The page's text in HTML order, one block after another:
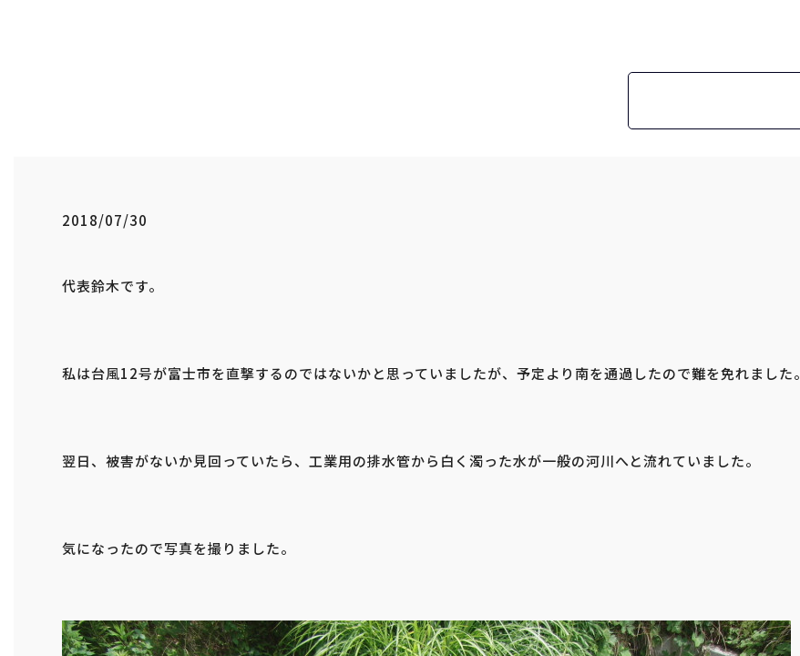
2018/07/30
代表鈴木です。
私は台風12号が富士市を直撃するのではないかと思っていましたが、予定より南を通過したので難を免れました。
翌日、被害がないか見回っていたら、工業用の排水管から白く濁った水が一般の河川へと流れていました。
気になったので写真を撮りました。